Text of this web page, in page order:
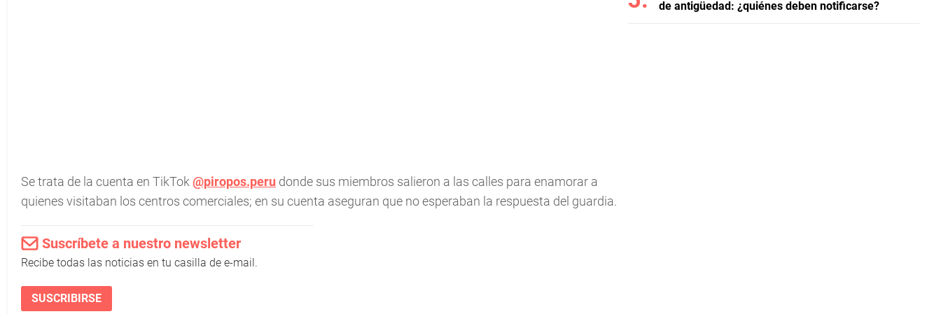
Se trata de la cuenta en TikTok @piropos.peru donde sus miembros salieron a las calles para enamorar a
quienes visitaban los centros comerciales; en su cuenta aseguran que no esperaban la respuesta del guardia.
Suscríbete a nuestro newsletter
Recibe todas las noticias en tu casilla de e-mail.
SUSCRIBIRSE
de antigüedad: ¿quiénes deben notificarse?